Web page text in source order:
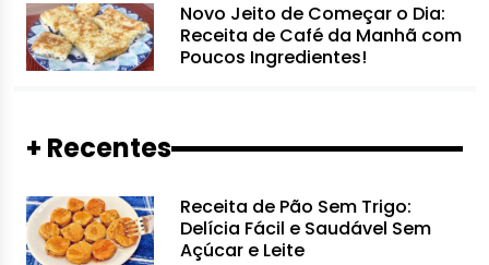
Novo Jeito de Começar o Dia:
Receita de Café da Manhã com
Poucos Ingredientes!
+ Recentes
Receita de Pão Sem Trigo:
Delícia Fácil e Saudável Sem
Açúcar e Leite